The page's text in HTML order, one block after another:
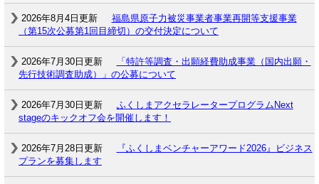
2026年8月4日更新
福島県原子力被災事業者事業再開等支援事業
（第15次公募第1回目締切）の交付決定について
2026年7月30日更新
「特許等調査・出願経費助成事業（国内出願・
先行技術調査助成）」の公募について
2026年7月30日更新
ふくしまアクセラレータープログラムNext
stageのキックオフ会を開催します！
2026年7月28日更新
『ふくしまベンチャーアワード2026』ビジネス
プランを募集します